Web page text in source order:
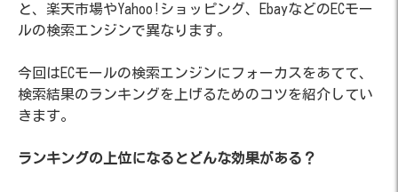
と、楽天市場やYahoo!ショッピング、EbayなどのECモー
ルの検索エンジンで異なります。
今回はECモールの検索エンジンにフォーカスをあてて、
検索結果のランキングを上げるためのコツを紹介してい
きます。
ランキングの上位になるとどんな効果がある？